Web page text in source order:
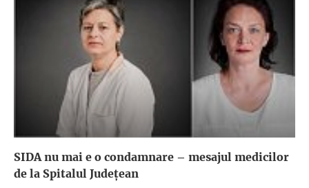
SIDA nu mai e o condamnare – mesajul medicilor
de la Spitalul Județean